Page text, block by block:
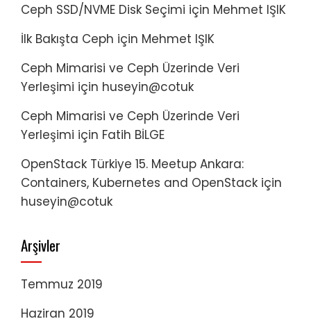
Ceph SSD/NVME Disk Seçimi için Mehmet IŞIK
İlk Bakışta Ceph için Mehmet IŞIK
Ceph Mimarisi ve Ceph Üzerinde Veri
Yerleşimi için huseyin@cotuk
Ceph Mimarisi ve Ceph Üzerinde Veri
Yerleşimi için Fatih BİLGE
OpenStack Türkiye 15. Meetup Ankara:
Containers, Kubernetes and OpenStack için
huseyin@cotuk
Arşivler
Temmuz 2019
Haziran 2019